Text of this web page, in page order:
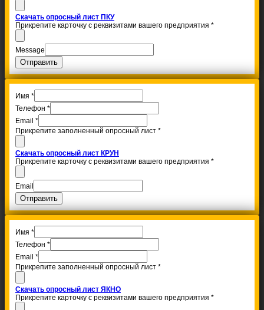
Скачать опросный лист ПКУ
Прикрепите карточку с реквизитами вашего предприятия *
Message
Отправить
Имя *
Телефон *
Email *
Прикрепите заполненный опросный лист *
Скачать опросный лист КРУН
Прикрепите карточку с реквизитами вашего предприятия *
Email
Отправить
Имя *
Телефон *
Email *
Прикрепите заполненный опросный лист *
Скачать опросный лист ЯКНО
Прикрепите карточку с реквизитами вашего предприятия *